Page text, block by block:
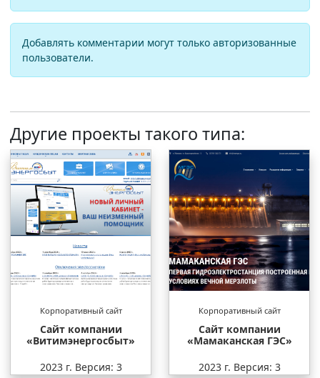
Добавлять комментарии могут только авторизованные
пользователи.
Другие проекты такого типа:
Корпоративный сайт
Сайт компании
«Витимэнергосбыт»
2023 г. Версия: 3
Корпоративный сайт
Сайт компании
«Мамаканская ГЭС»
2023 г. Версия: 3